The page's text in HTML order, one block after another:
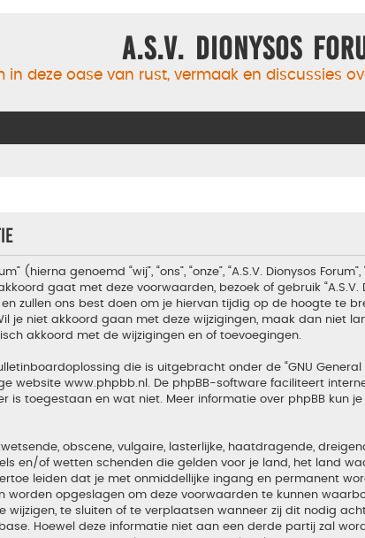
A.S.V. Dionysos
in deze oase van rust, vermaak en discussies
(hierna genoemd “wij”, “ons”, “onze”, “A.S.V. Dionysos
gaat met deze voorwaarden, bezoek of gebruik
zullen ons best doen om je hiervan tijdig op de hoogte te
je niet akkoord gaan met deze wijzigingen, maak dan niet
akkoord met de wijzigingen en of toevoegingen.
die is uitgebracht onder de “GNU
website www.phpbb.nl . De phpBB-software faciliteert
is toegestaan en wat niet. Meer informatie over phpBB kun
obscene, vulgaire, lasterlijke, haatdragende,
en/of wetten schenden die gelden voor je land, het land
leiden dat je met onmiddellijke ingang en permanent
opgeslagen om deze voorwaarden te kunnen
wijzigen, te sluiten of te verplaatsen wanneer zij dit nodig
Hoewel deze informatie niet aan een derde partij zal